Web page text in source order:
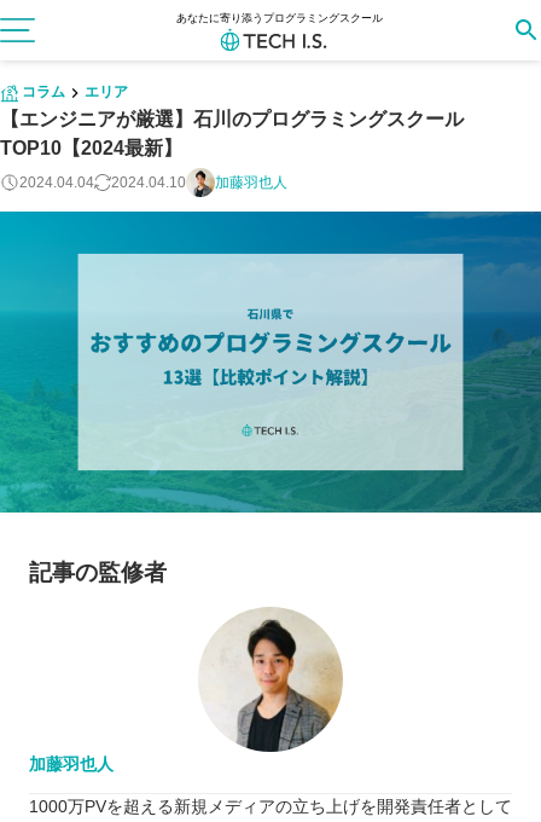
あなたに寄り添うプログラミングスクール
コラム エリア
【エンジニアが厳選】石川のプログラミングスクール
TOP10【2024最新】
2024.04.04 2024.04.10 加藤羽也人
記事の監修者
加藤羽也人
1000万PVを超える新規メディアの立ち上げを開発責任者として